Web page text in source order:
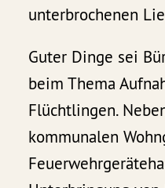
unterbrochenen
Guter Dinge sei
beim Thema
Flüchtlingen.
kommunalen